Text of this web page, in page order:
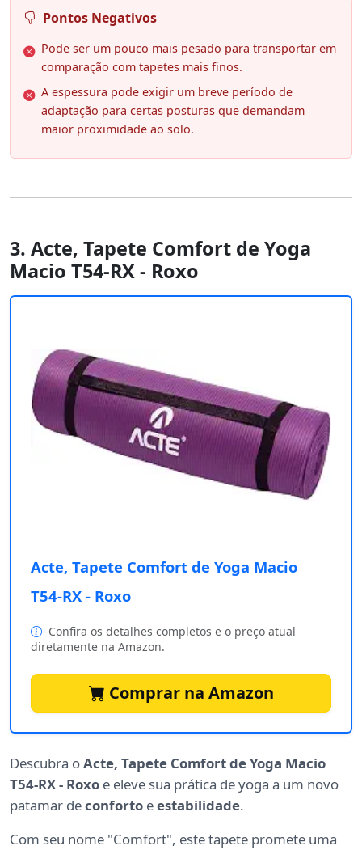
Pontos Negativos
Pode ser um pouco mais pesado para transportar em
comparação com tapetes mais finos.
A espessura pode exigir um breve período de
adaptação para certas posturas que demandam
maior proximidade ao solo.
3. Acte, Tapete Comfort de Yoga
Macio T54-RX - Roxo
Acte, Tapete Comfort de Yoga Macio
T54-RX - Roxo
Confira os detalhes completos e o preço atual
diretamente na Amazon.
Comprar na Amazon
Descubra oActe, Tapete Comfort de Yoga Macio
T54-RX - Roxo e eleve sua prática de yoga a um novo
patamar deconforto eestabilidade.
Com seu nome "Comfort", este tapete promete uma